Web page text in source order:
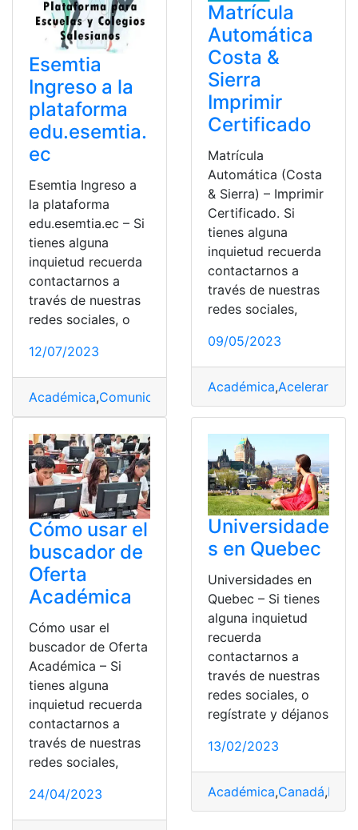
Esemtia
Ingreso a la
plataforma
edu.esemtia.
ec
Esemtia Ingreso a
la plataforma
edu.esemtia.ec – Si
tienes alguna
inquietud recuerda
contactarnos a
través de nuestras
redes sociales, o
12/07/2023
Académica,Comunicación Escuelas , Esemtia Moodle
Matrícula
Automática
Costa &
Sierra
Imprimir
Certificado
Matrícula
Automática (Costa
& Sierra) – Imprimir
Certificado. Si
tienes alguna
inquietud recuerda
contactarnos a
través de nuestras
redes sociales,
09/05/2023
Académica,Acelerar
Cómo usar el
buscador de
Oferta
Académica
Cómo usar el
buscador de Oferta
Académica – Si
tienes alguna
inquietud recuerda
contactarnos a
través de nuestras
redes sociales,
24/04/2023
Universidade
s en Quebec
Universidades en
Quebec – Si tienes
alguna inquietud
recuerda
contactarnos a
través de nuestras
redes sociales, o
regístrate y déjanos
13/02/2023
Académica,Canadá,